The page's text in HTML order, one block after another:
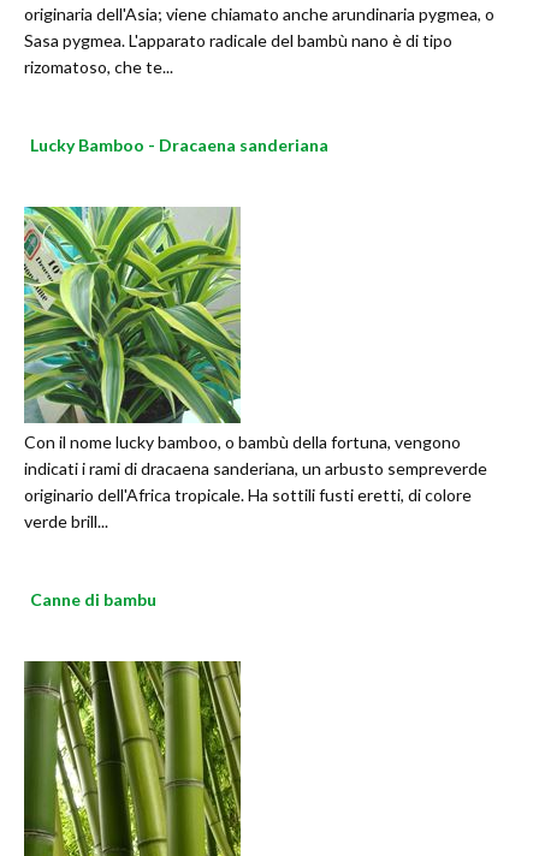
originaria dell'Asia; viene chiamato anche arundinaria pygmea, o
Sasa pygmea. L'apparato radicale del bambù nano è di tipo
rizomatoso, che te...
Lucky Bamboo - Dracaena sanderiana
Con il nome lucky bamboo, o bambù della fortuna, vengono
indicati i rami di dracaena sanderiana, un arbusto sempreverde
originario dell'Africa tropicale. Ha sottili fusti eretti, di colore
verde brill...
Canne di bambu